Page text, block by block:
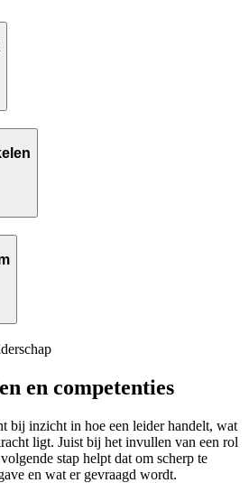
en competenties
bij inzicht in hoe een leider handelt, wat
ligt. Juist bij het invullen van een rol
stap helpt dat om scherp te
en wat er gevraagd wordt.